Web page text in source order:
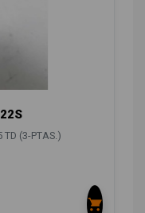
TD (3-PTAS.)